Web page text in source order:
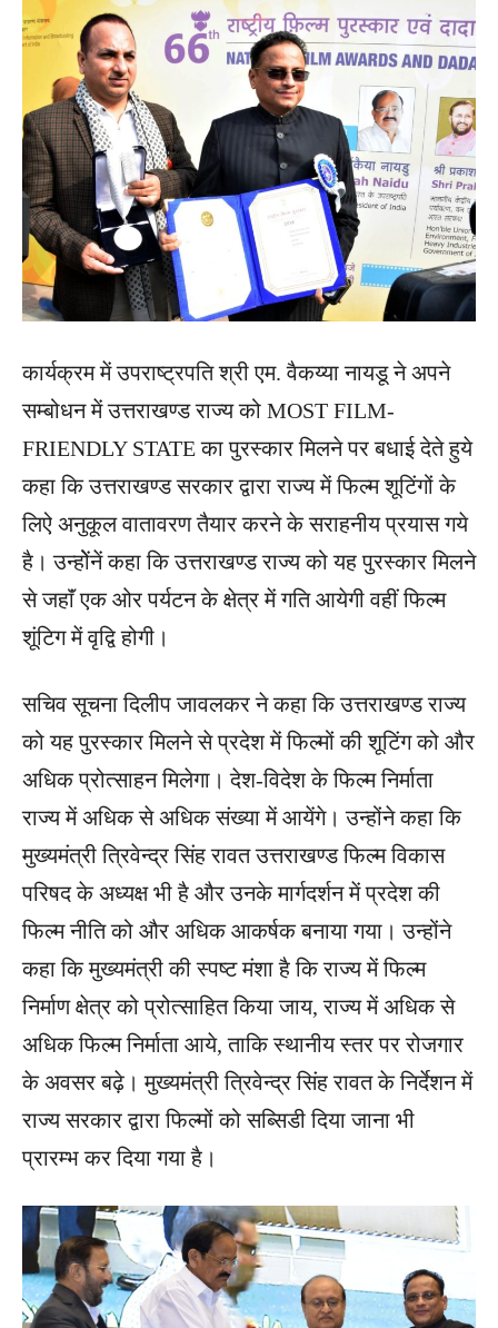
कार्यक्रम में उपराष्ट्रपति श्री एम. वैकय्या नायडू ने अपने
सम्बोधन में उत्तराखण्ड राज्य को MOST FILM-
FRIENDLY STATE का पुरस्कार मिलने पर बधाई देते हुये
कहा कि उत्तराखण्ड सरकार द्वारा राज्य में फिल्म शूटिंगों के
लिऐ अनुकूल वातावरण तैयार करने के सराहनीय प्रयास गये
है। उन्होेंनें कहा कि उत्तराखण्ड राज्य को यह पुरस्कार मिलने
से जहाॅं एक ओर पर्यटन के क्षेत्र में गति आयेगी वहीं फिल्म
शूंटिग में वृद्वि होगी।
सचिव सूचना दिलीप जावलकर ने कहा कि उत्तराखण्ड राज्य
को यह पुरस्कार मिलने से प्रदेश में फिल्मों की शूटिंग को और
अधिक प्रोत्साहन मिलेगा। देश-विदेश के फिल्म निर्माता
राज्य में अधिक से अधिक संख्या में आयेंगे। उन्होंने कहा कि
मुख्यमंत्री त्रिवेन्द्र सिंह रावत उत्तराखण्ड फिल्म विकास
परिषद के अध्यक्ष भी है और उनके मार्गदर्शन में प्रदेश की
फिल्म नीति को और अधिक आकर्षक बनाया गया। उन्होंने
कहा कि मुख्यमंत्री की स्पष्ट मंशा है कि राज्य में फिल्म
निर्माण क्षेत्र को प्रोत्साहित किया जाय, राज्य में अधिक से
अधिक फिल्म निर्माता आये, ताकि स्थानीय स्तर पर रोजगार
के अवसर बढ़े। मुख्यमंत्री त्रिवेन्द्र सिंह रावत के निर्देशन में
राज्य सरकार द्वारा फिल्मों को सब्सिडी दिया जाना भी
प्रारम्भ कर दिया गया है।